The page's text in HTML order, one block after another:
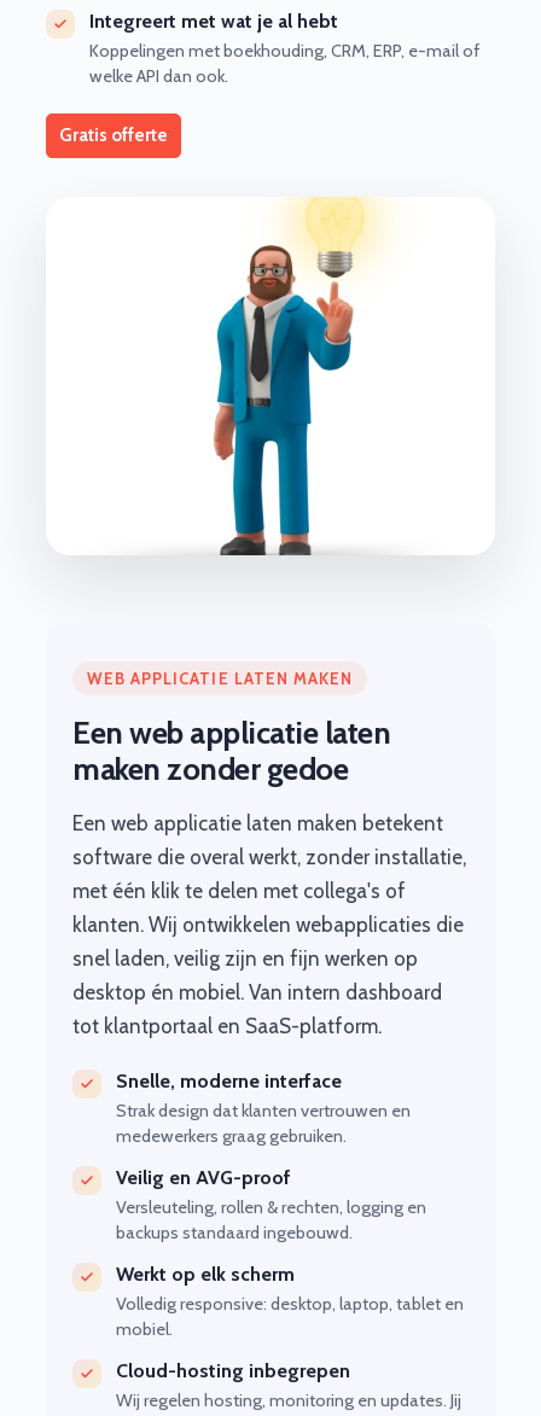
Integreert met wat je al hebt
Koppelingen met boekhouding, CRM, ERP, e-mail of
welke API dan ook.
Gratis offerte
WEB APPLICATIE LATEN MAKEN
Een web applicatie laten
maken zonder gedoe
Een web applicatie laten maken betekent
software die overal werkt, zonder installatie,
met één klik te delen met collega's of
klanten. Wij ontwikkelen webapplicaties die
snel laden, veilig zijn en fijn werken op
desktop én mobiel. Van intern dashboard
tot klantportaal en SaaS-platform.
Snelle, moderne interface
Strak design dat klanten vertrouwen en
medewerkers graag gebruiken.
Veilig en AVG-proof
Versleuteling, rollen & rechten, logging en
backups standaard ingebouwd.
Werkt op elk scherm
Volledig responsive: desktop, laptop, tablet en
mobiel.
Cloud-hosting inbegrepen
Wij regelen hosting, monitoring en updates. Jij